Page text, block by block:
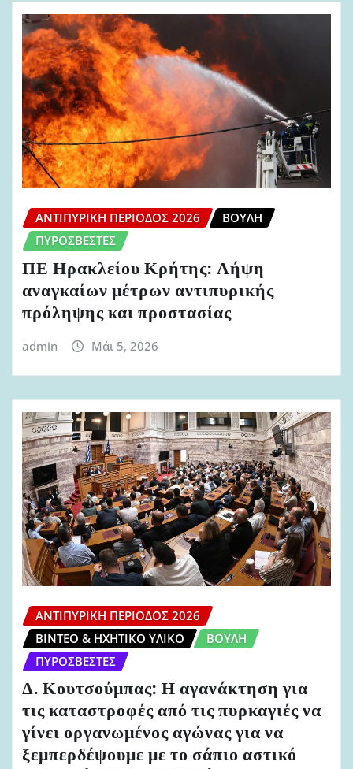
ΑΝΤΙΠΥΡΙΚΉ ΠΕΡΊΟΔΟΣ 2026
ΒΟΥΛΉ
ΠΥΡΟΣΒΈΣΤΕΣ
ΠΕ Ηρακλείου Κρήτης: Λήψη
αναγκαίων μέτρων αντιπυρικής
πρόληψης και προστασίας
admin Μάι 5, 2026
ΑΝΤΙΠΥΡΙΚΉ ΠΕΡΊΟΔΟΣ 2026
ΒΊΝΤΕΟ & ΗΧΗΤΙΚΌ ΥΛΙΚΌ
ΒΟΥΛΉ
ΠΥΡΟΣΒΈΣΤΕΣ
Δ. Κουτσούμπας: Η αγανάκτηση για
τις καταστροφές από τις πυρκαγιές να
γίνει οργανωμένος αγώνας για να
ξεμπερδέψουμε με το σάπιο αστικό